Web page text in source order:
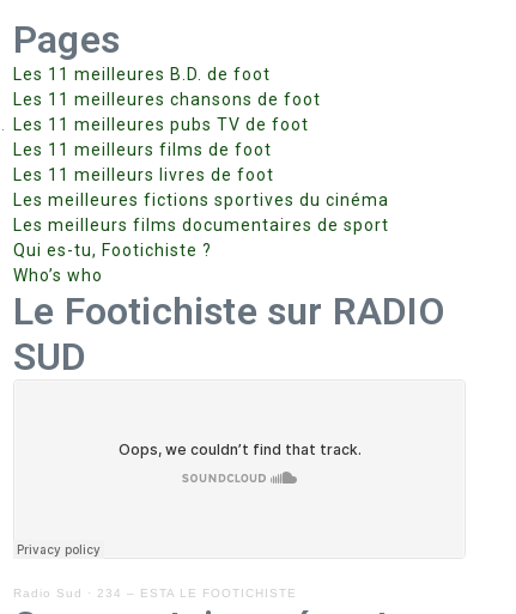
Pages
Les 11 meilleures B.D. de foot
Les 11 meilleures chansons de foot
Les 11 meilleures pubs TV de foot
Les 11 meilleurs films de foot
Les 11 meilleurs livres de foot
Les meilleures fictions sportives du cinéma
Les meilleurs films documentaires de sport
Qui es-tu, Footichiste ?
Who’s who
Le Footichiste sur RADIO
SUD
Radio Sud · 234 – ESTA LE FOOTICHISTE